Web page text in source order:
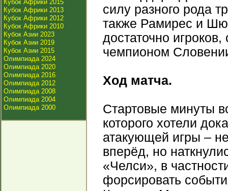
Кубок Африки 2015
Кубок Африки 2013
Кубок Африки 2012
Кубок Африки 2010
Кубок Азии 2023
Кубок Азии 2019
Кубок Азии 2015
Олимпиада 2024
Олимпиада 2020
Олимпиада 2016
Олимпиада 2012
Олимпиада 2008
Олимпиада 2004
Олимпиада 2000
силу разного рода
также Рамирес и
достаточно
чемпионом
Ход матча.
Стартовые минуты
которого хотели
атакующей игры –
вперёд, но
«Челси», в
форсировать